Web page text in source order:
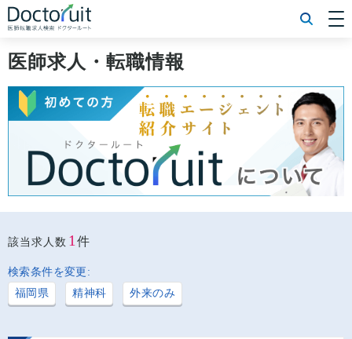
[常勤] 科目から探す
[常勤] 特徴から探す
[非常勤] 科目から探す
[非常勤] 特徴から探す
Doctoruit医師転職特集
Doctoruitについて
運営者情報
プライバシーポリシー
医師求人・転職情報
該当求人数 1件
検索条件を変更:
福岡県
精神科 外来のみ